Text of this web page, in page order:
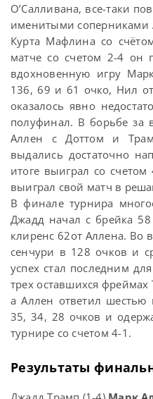
О’Салливана, все-таки
именитыми
Курта Мафлина со
матче со счетом 2-4 он
вдохновенную игру
136, 69 и 61 очко, Нил
оказалось явно
полуфинал. В борьбе за
Аллен с Доттом и
выдались достаточно
итоге выиграл со
выиграл свой матч в
В финале турнира
Джадд начал с брейка
клиренс 62от Аллена. Во
сенчури в 128 очков и
успех стал последним
трех оставшихся
а Аллен ответил
35, 34, 28 очков и
турнире со счетом 4-1.
Результаты